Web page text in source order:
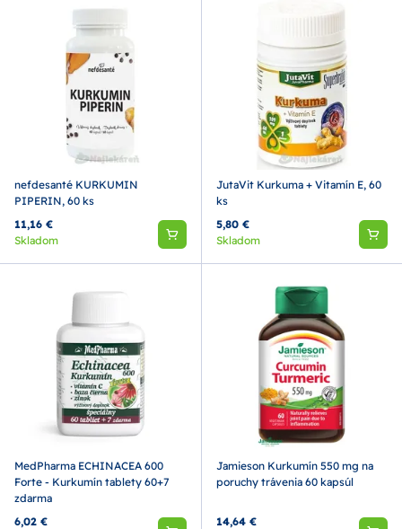
nefdesanté KURKUMIN
PIPERIN, 60 ks
11,16 €
Skladom
JutaVit Kurkuma + Vitamín E, 60
ks
5,80 €
Skladom
MedPharma ECHINACEA 600
Forte - Kurkumín tablety 60+7
zdarma
6,02 €
Jamieson Kurkumín 550 mg na
poruchy trávenia 60 kapsúl
14,64 €